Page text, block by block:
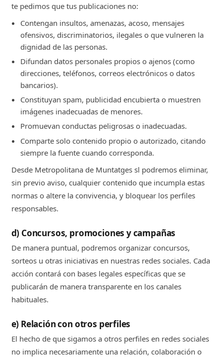
te pedimos que tus publicaciones no:
Contengan insultos, amenazas, acoso, mensajes
ofensivos, discriminatorios, ilegales o que vulneren la
dignidad de las personas.
Difundan datos personales propios o ajenos (como
direcciones, teléfonos, correos electrónicos o datos
bancarios).
Constituyan spam, publicidad encubierta o muestren
imágenes inadecuadas de menores.
Promuevan conductas peligrosas o inadecuadas.
Comparte solo contenido propio o autorizado, citando
siempre la fuente cuando corresponda.
Desde Metropolitana de Muntatges sl podremos eliminar,
sin previo aviso, cualquier contenido que incumpla estas
normas o altere la convivencia, y bloquear los perfiles
responsables.
d) Concursos, promociones y campañas
De manera puntual, podremos organizar concursos,
sorteos u otras iniciativas en nuestras redes sociales. Cada
acción contará con bases legales específicas que se
publicarán de manera transparente en los canales
habituales.
e) Relación con otros perfiles
El hecho de que sigamos a otros perfiles en redes sociales
no implica necesariamente una relación, colaboración o